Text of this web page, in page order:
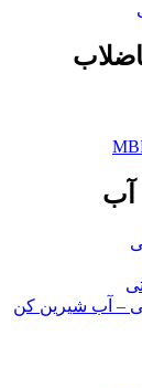
آب
– آب شیرین کن